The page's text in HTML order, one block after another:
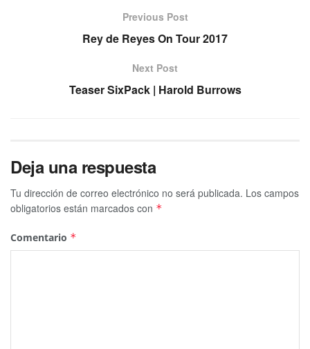
Previous Post
Rey de Reyes On Tour 2017
Next Post
Teaser SixPack | Harold Burrows
Deja una respuesta
Tu dirección de correo electrónico no será publicada. Los campos
obligatorios están marcados con *
Comentario *